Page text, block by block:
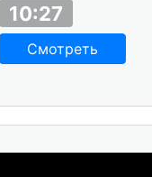
10:27
Смотреть